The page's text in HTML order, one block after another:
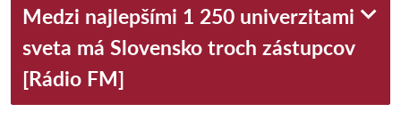
Medzi najlepšími 1 250 univerzitami
sveta má Slovensko troch zástupcov
[Rádio FM]